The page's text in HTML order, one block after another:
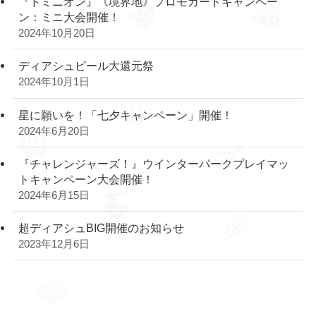
ン：ミニ大会開催！
2024年10月20日
ディアシュピール大還元祭
2024年10月1日
星に願いを！「七夕キャンペーン」開催！
2024年6月20日
『チャレンジャーズ！』ウインターパークプレイマッ
トキャンペーン大会開催！
2024年6月15日
超ディアシュBIG開催のお知らせ
2023年12月6日